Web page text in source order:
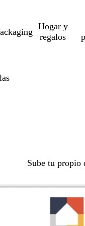
Hogar y
regalos
Sube tu propio